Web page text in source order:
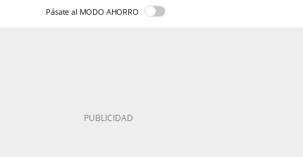
Pásate al MODO AHORRO